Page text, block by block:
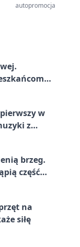
autopromocja
w
z
brzeg.
część
na
siłę